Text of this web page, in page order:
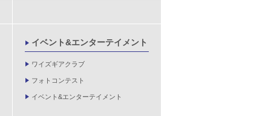
イベント&エンターテイメント
ワイズギアクラブ
フォトコンテスト
イベント&エンターテイメント